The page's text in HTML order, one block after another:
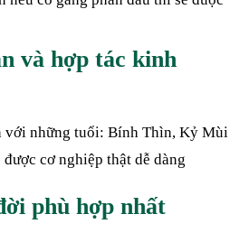
và hợp tác kinh
với những tuổi: Bính Thìn, Kỷ Mùi
cơ nghiệp thật dễ dàng
phù hợp nhất